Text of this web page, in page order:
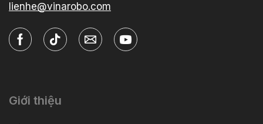
lienhe@vinarobo.com
Giới thiệu